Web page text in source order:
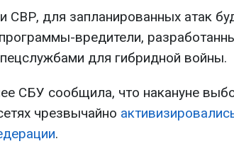
СВР, для запланированных атак
вредители,
для гибридной войны.
СБУ сообщила, что накануне
чрезвычайно
.